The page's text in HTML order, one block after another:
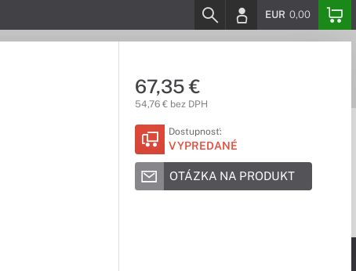
EUR 0,00
67,35 €
54,76 € bez DPH
Dostupnosť:
VYPREDANÉ
OTÁZKA NA PRODUKT